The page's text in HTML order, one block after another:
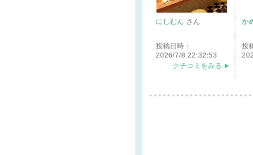
にしむん さん
投稿日時：
2026/7/8 22:32:53
クチコミをみる
か
投